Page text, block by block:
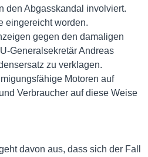
den Abgasskandal involviert.
eingereicht worden.
gegen den damaligen
Generalsekretär Andreas
zu verklagen.
Motoren auf
Verbraucher auf diese Weise
davon aus, dass sich der Fall